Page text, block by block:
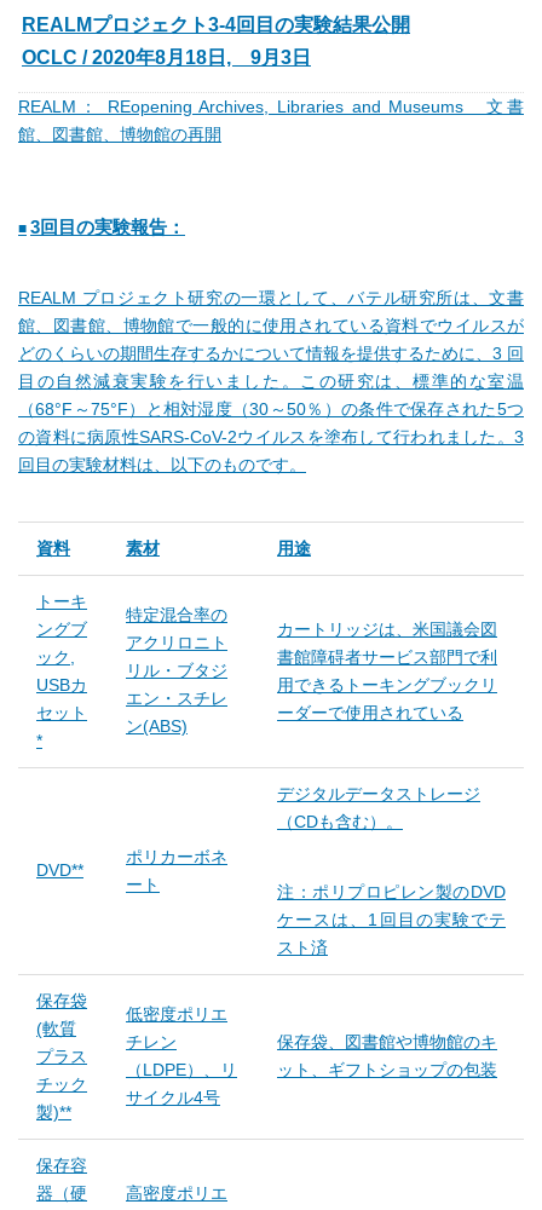
REALMプロジェクト3-4回目の実験結果公開
OCLC / 2020年8月18日, 9月3日
REALM： REopening Archives, Libraries and Museums 文書
館、図書館、博物館の再開
3回目の実験報告：
REALM プロジェクト研究の一環として、バテル研究所は、文書
館、図書館、博物館で一般的に使用されている資料でウイルスが
どのくらいの期間生存するかについて情報を提供するために、3 回
目の自然減衰実験を行いました。この研究は、標準的な室温
（68°F～75°F）と相対湿度（30～50％）の条件で保存された5つ
の資料に病原性SARS-CoV-2ウイルスを塗布して行われました。3
回目の実験材料は、以下のものです。
資料 素材 用途
トーキ
ングブ
ック,
USBカ
セット
*
特定混合率の
アクリロニト
リル・ブタジ
エン・スチレ
ン(ABS)
カートリッジは、米国議会図
書館障碍者サービス部門で利
用できるトーキングブックリ
ーダーで使用されている
DVD**
ポリカーボネ
ート
デジタルデータストレージ
（CDも含む）。
注：ポリプロピレン製のDVD
ケースは、1回目の実験でテ
スト済
保存袋
(軟質
プラス
チック
製)**
低密度ポリエ
チレン
（LDPE）、リ
サイクル4号
保存袋、図書館や博物館のキ
ット、ギフトショップの包装
保存容
器（硬
高密度ポリエ